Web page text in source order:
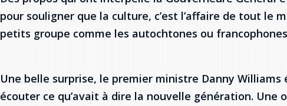
pour souligner que la culture, c’est l’affaire de tout le
petits groupe comme les autochtones ou
Une belle surprise, le premier ministre Danny
écouter ce qu’avait à dire la nouvelle génération. Une